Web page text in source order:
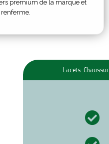
premium de la marque et
Lacets-